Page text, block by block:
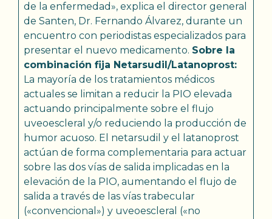
de la enfermedad», explica el director general
de Santen, Dr. Fernando Álvarez, durante un
encuentro con periodistas especializados para
presentar el nuevo medicamento. Sobre la
combinación fija Netarsudil/Latanoprost:
La mayoría de los tratamientos médicos
actuales se limitan a reducir la PIO elevada
actuando principalmente sobre el flujo
uveoescleral y/o reduciendo la producción de
humor acuoso. El netarsudil y el latanoprost
actúan de forma complementaria para actuar
sobre las dos vías de salida implicadas en la
elevación de la PIO, aumentando el flujo de
salida a través de las vías trabecular
(«convencional») y uveoescleral («no